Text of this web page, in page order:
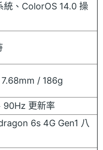
、ColorOS 14.0 操
/ 186g
90Hz 更新率
6s 4G Gen1 八